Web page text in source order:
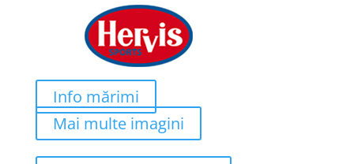
Info mărimi
Mai multe imagini